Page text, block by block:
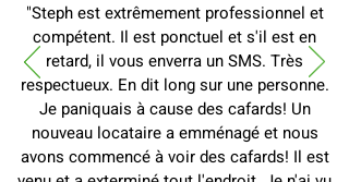
"Steph est extrêmement professionnel et
compétent. Il est ponctuel et s'il est en
retard, il vous enverra un SMS. Très
respectueux. En dit long sur une personne.
Je paniquais à cause des cafards! Un
nouveau locataire a emménagé et nous
avons commencé à voir des cafards! Il est